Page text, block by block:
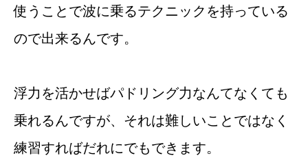
使うことで波に乗るテクニックを持っている
ので出来るんです。
浮力を活かせばパドリング力なんてなくても
乗れるんですが、それは難しいことではなく
練習すればだれにでもできます。